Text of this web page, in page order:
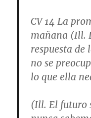
CV 14 La
mañana (Ill.
respuesta de
no se
lo que ella
(Ill. El futuro